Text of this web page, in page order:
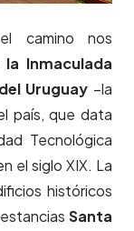
camino nos
Inmaculada
Uruguay –la
país, que data
Tecnológica
el siglo XIX. La
históricos
Santa